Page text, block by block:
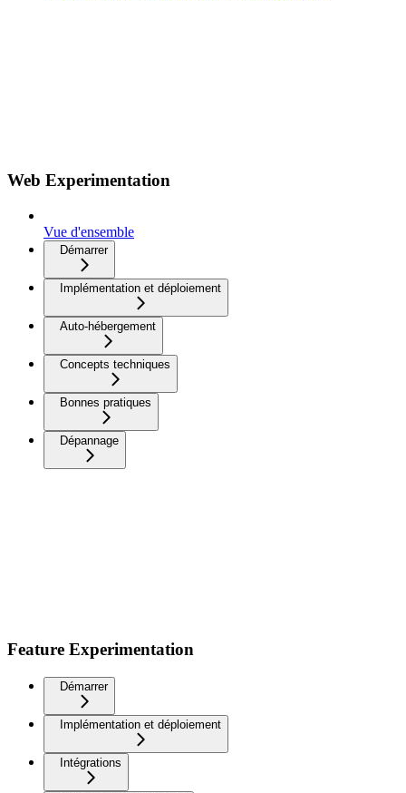
Web Experimentation
Vue d'ensemble
Démarrer
Implémentation et déploiement
Auto-hébergement
Concepts techniques
Bonnes pratiques
Dépannage
Feature Experimentation
Démarrer
Implémentation et déploiement
Intégrations